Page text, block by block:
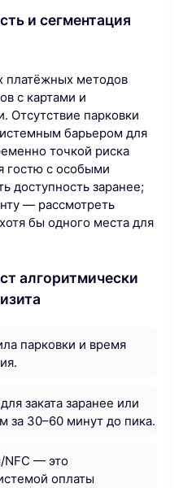
и сегментация
платёжных методов
с картами и
Отсутствие парковки
барьером для
точкой риска
гостю с особыми
доступность заранее;
— рассмотреть
бы одного места для
алгоритмически
парковки и время
заката заранее или
за 30–60 минут до пика.
NFC — это
оплаты